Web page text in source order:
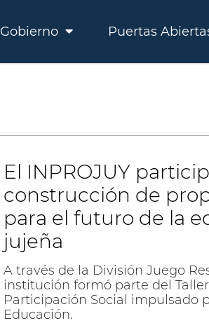
Gobierno Puertas
El INPROJUY
construcción de
para el futuro de la
jujeña
A través de la División Juego
institución formó parte del
Participación Social impulsado
Educación.